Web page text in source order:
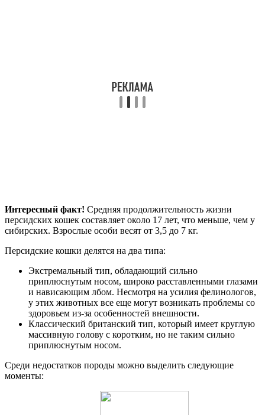
Интересный факт! Средняя продолжительность жизни
персидских кошек составляет около 17 лет, что меньше, чем у
сибирских. Взрослые особи весят от 3,5 до 7 кг.
Персидские кошки делятся на два типа:
Экстремальный тип, обладающий сильно
приплюснутым носом, широко расставленными глазами
и нависающим лбом. Несмотря на усилия фелинологов,
у этих животных все еще могут возникать проблемы со
здоровьем из-за особенностей внешности.
Классический британский тип, который имеет круглую
массивную голову с коротким, но не таким сильно
приплюснутым носом.
Среди недостатков породы можно выделить следующие
моменты: